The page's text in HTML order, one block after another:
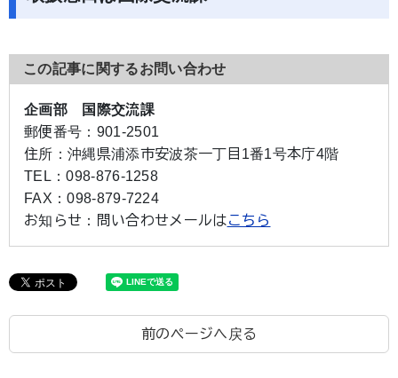
この記事に関するお問い合わせ
企画部 国際交流課
郵便番号： 901-2501
住所： 沖縄県浦添市安波茶一丁目1番1号本庁4階
TEL：098-876-1258
FAX：098-879-7224
お知らせ：
問い合わせメールはこちら
前のページへ戻る